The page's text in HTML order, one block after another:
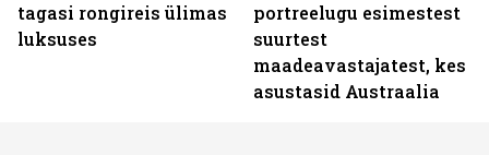
tagasi rongireis ülimas
luksuses
portreelugu esimestest
suurtest
maadeavastajatest, kes
asustasid Austraalia